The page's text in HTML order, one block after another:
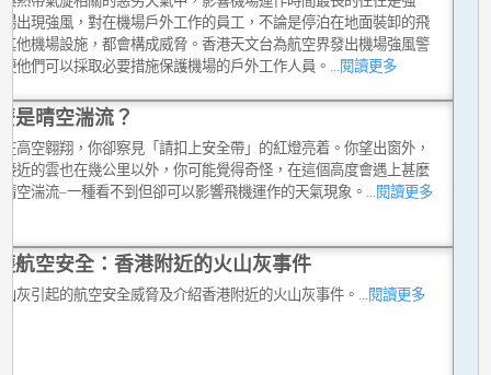
出現強風，對在機場戶外工作的員工，不論是停泊在地面裝卸的飛
他機場設施，都會構成威脅。香港天文台為航空界發出機場強風警
他們可以採取必要措施保護機場的戶外工作人員。 ...閱讀更多
是晴空湍流？
高空翱翔，你卻察見「請扣上安全帶」的紅燈亮着。你望出窗外，
近的雲也在幾公里以外，你可能覺得奇怪，在這個高度會遇上甚麼
空湍流–一種看不到但卻可以影響飛機運作的天氣現象。
...閱讀更多
航空安全：香港附近的火山灰事件
灰引起的航空安全威脅及介紹香港附近的火山灰事件。 ...閱讀更多